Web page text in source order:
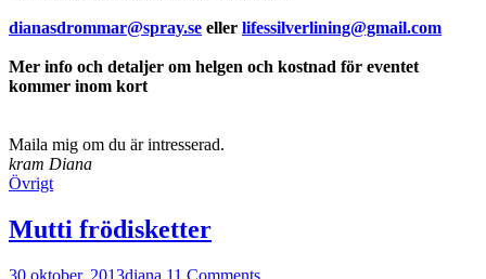
dianasdrommar@spray.se eller lifessilverlining@gmail.com
Mer info och detaljer om helgen och kostnad för eventet
kommer inom kort
Maila mig om du är intresserad.
kram Diana
Övrigt
Mutti frödisketter